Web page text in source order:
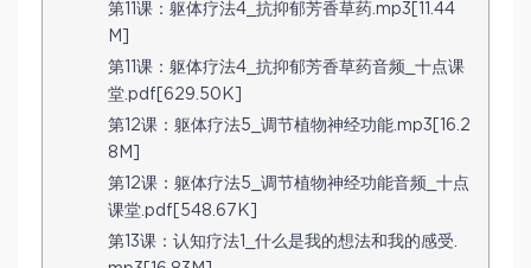
第11课：躯体疗法4_抗抑郁芳香草药.mp3[11.44
M]
第11课：躯体疗法4_抗抑郁芳香草药音频_十点课
堂.pdf[629.50K]
第12课：躯体疗法5_调节植物神经功能.mp3[16.2
8M]
第12课：躯体疗法5_调节植物神经功能音频_十点
课堂.pdf[548.67K]
第13课：认知疗法1_什么是我的想法和我的感受.